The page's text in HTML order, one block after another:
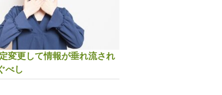
変更して情報が垂れ流され
べし